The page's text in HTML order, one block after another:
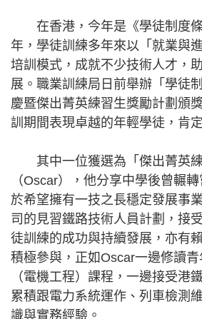
在香港，今年是《學徒制度條
年，學徒訓練多年來以「就業與
培訓模式，成就不少技術人才，
展。職業訓練局日前舉辦「學徒
慶暨傑出菁英練習生獎勵計劃頒
訓期間表現卓越的年輕學徒，肯
其中一位獲選為「傑出菁英練
（Oscar），他分享中學後曾輾
於希望擁有一技之長穩定發展事
司的見習鐵路技術人員計劃，接
徒訓練的成功與持續發展，亦有
積極參與，正如Oscar一邊修讀
（電機工程）課程，一邊接受港
累積跟電力系統運作、列車檢測
識與實務經驗。